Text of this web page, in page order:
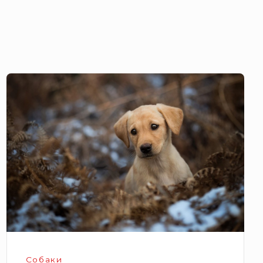
Щенок
золотистого
ретривер
Собаки